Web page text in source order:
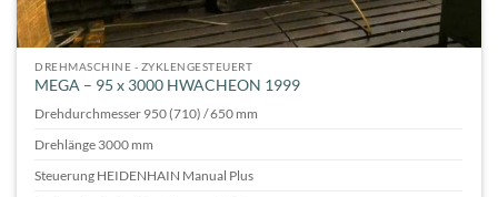
DREHMASCHINE - ZYKLENGESTEUERT
MEGA – 95 x 3000 HWACHEON 1999
Drehdurchmesser 950 (710) / 650 mm
Drehlänge 3000 mm
Steuerung HEIDENHAIN Manual Plus